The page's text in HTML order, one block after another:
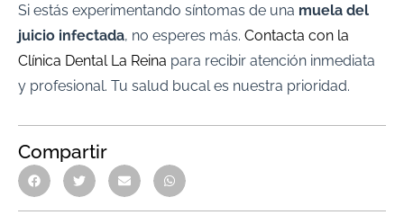
Si estás experimentando síntomas de una muela del
juicio infectada, no esperes más. Contacta con la
Clínica Dental La Reina para recibir atención inmediata
y profesional. Tu salud bucal es nuestra prioridad.
Compartir